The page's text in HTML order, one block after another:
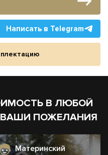
Написать в Telegram
В ЛЮБОЙ
ПОЖЕЛАНИЯ
Материнский